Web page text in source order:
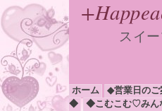
スイ
ホーム ◆営業日の
◆
◆こむこむ♡みん